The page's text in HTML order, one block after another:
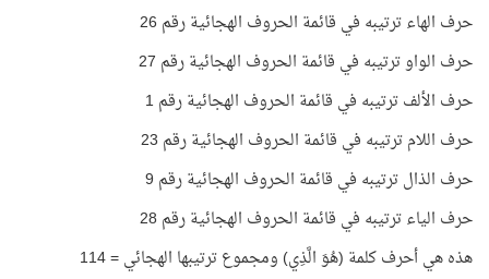
حرف الهاء ترتيبه في قائمة الحروف الهجائية رقم 26
حرف الواو ترتيبه في قائمة الحروف الهجائية رقم 27
حرف الألف ترتيبه في قائمة الحروف الهجائية رقم 1
حرف اللام ترتيبه في قائمة الحروف الهجائية رقم 23
حرف الذال ترتيبه في قائمة الحروف الهجائية رقم 9
حرف الياء ترتيبه في قائمة الحروف الهجائية رقم 28
هذه هي أحرف كلمة (هُوَ الَّذِي) ومجموع ترتيبها الهجائي = 114